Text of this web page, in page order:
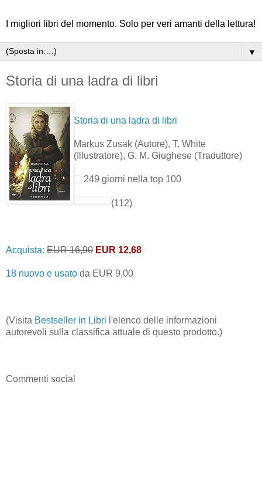
I migliori libri del momento. Solo per veri amanti della lettura!
▼
Storia di una ladra di libri
Storia di una ladra di libri
Markus Zusak (Autore), T. White
(Illustratore), G. M. Giughese (Traduttore)
249 giorni nella top 100
(112)
Acquista: EUR 16,90 EUR 12,68
18 nuovo e usato da EUR 9,00
(Visita Bestseller in Libri l'elenco delle informazioni
autorevoli sulla classifica attuale di questo prodotto.)
Commenti social